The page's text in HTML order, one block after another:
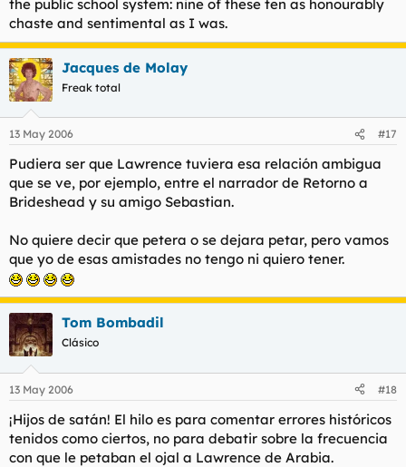
the public school system: nine of these ten as honourably
chaste and sentimental as I was.
Jacques de Molay
Freak total
13 May 2006 #17
Pudiera ser que Lawrence tuviera esa relación ambigua
que se ve, por ejemplo, entre el narrador de Retorno a
Brideshead y su amigo Sebastian.
No quiere decir que petera o se dejara petar, pero vamos
que yo de esas amistades no tengo ni quiero tener.
Tom Bombadil
Clásico
13 May 2006 #18
¡Hijos de satán! El hilo es para comentar errores históricos
tenidos como ciertos, no para debatir sobre la frecuencia
con que le petaban el ojal a Lawrence de Arabia.